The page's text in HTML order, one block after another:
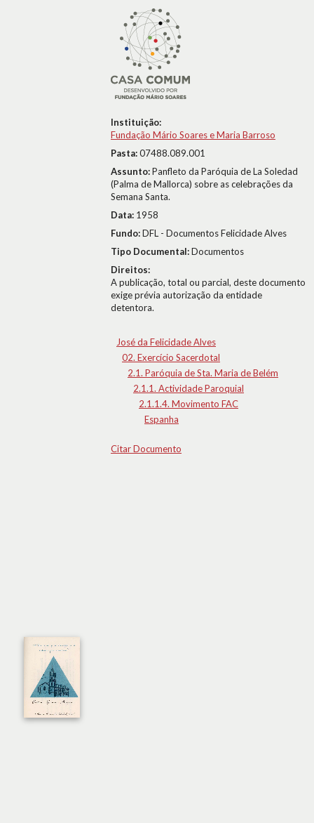
Instituição:
Fundação Mário Soares e Maria Barroso
Pasta:07488.089.001
Assunto:Panfleto da Paróquia de La Soledad
(Palma de Mallorca) sobre as celebrações da
Semana Santa.
Data: 1958
Fundo:DFL - Documentos Felicidade Alves
Tipo Documental:Documentos
Direitos:
A publicação, total ou parcial, deste documento
exige prévia autorização da entidade
detentora.
José da Felicidade Alves
02. Exercício Sacerdotal
2.1. Paróquia de Sta. Maria de Belém
2.1.1. Actividade Paroquial
2.1.1.4. Movimento FAC
Espanha
Citar Documento